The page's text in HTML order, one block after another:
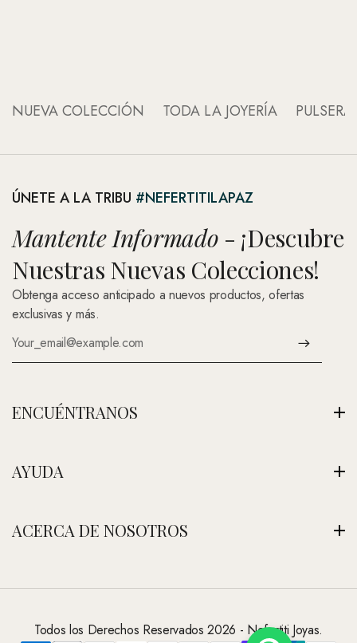
NUEVA COLECCIÓN TODA LA JOYERÍA
ÚNETE A LA TRIBU #NEFERTITILAPAZ
Mantente Informado - ¡Descubre
Nuestras Nuevas Colecciones!
Obtenga acceso anticipado a nuevos productos, ofertas
exclusivas y más.
ENCUÉNTRANOS
Ver Nuestra Tienda
contacto@nefertitijoyas.com
AYUDA
Política de Privacidad
Preguntas Frecuentes
ACERCA DE NOSOTROS
Visitar Nuestra Tienda
Contáctanos
Todos los Derechos Reservados 2026 - Nefertiti Joyas.